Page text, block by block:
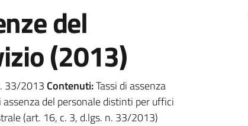
del
(2013)
33/2013 Contenuti:Tassi di assenza
del personale distinti per uffici
(art. 16, c. 3, d.lgs. n. 33/2013)